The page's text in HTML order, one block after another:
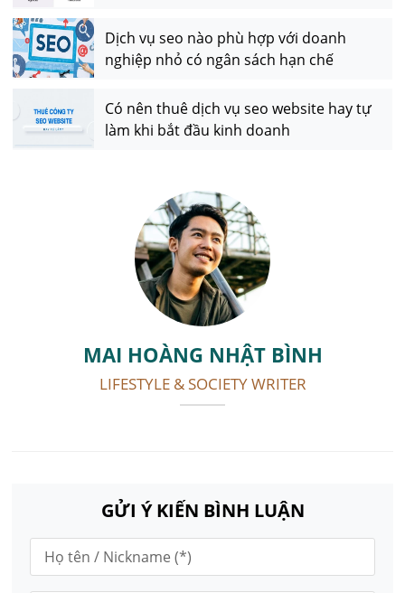
Dịch vụ seo nào phù hợp với doanh
nghiệp nhỏ có ngân sách hạn chế
Có nên thuê dịch vụ seo website hay tự
làm khi bắt đầu kinh doanh
MAI HOÀNG NHẬT BÌNH
LIFESTYLE & SOCIETY WRITER
GỬI Ý KIẾN BÌNH LUẬN